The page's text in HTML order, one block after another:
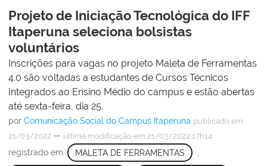
Projeto de Iniciação Tecnológica do IFF
Itaperuna seleciona bolsistas
voluntários
Inscrições para vagas no projeto Maleta de Ferramentas
4.0 são voltadas a estudantes de Cursos Técnicos
Integrados ao Ensino Médio do campus e estão abertas
até sexta-feira, dia 25.
por Comunicação Social do Campus Itaperuna publicado em
21/03/2022 — última modificação em 21/03/2022 17h14
registrado em: MALETA DE FERRAMENTAS